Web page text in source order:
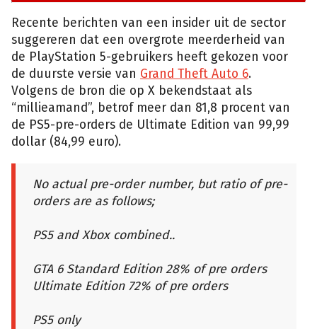
Recente berichten van een insider uit de sector
suggereren dat een overgrote meerderheid van
de PlayStation 5-gebruikers heeft gekozen voor
de duurste versie van Grand Theft Auto 6.
Volgens de bron die op X bekendstaat als
“millieamand”, betrof meer dan 81,8 procent van
de PS5-pre-orders de Ultimate Edition van 99,99
dollar (84,99 euro).
No actual pre-order number, but ratio of pre-
orders are as follows;
PS5 and Xbox combined..
GTA 6 Standard Edition 28% of pre orders
Ultimate Edition 72% of pre orders
PS5 only